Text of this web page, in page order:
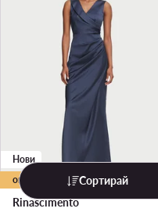
още 25% Код: LAST
Нови
Rinascimento
Сортирай